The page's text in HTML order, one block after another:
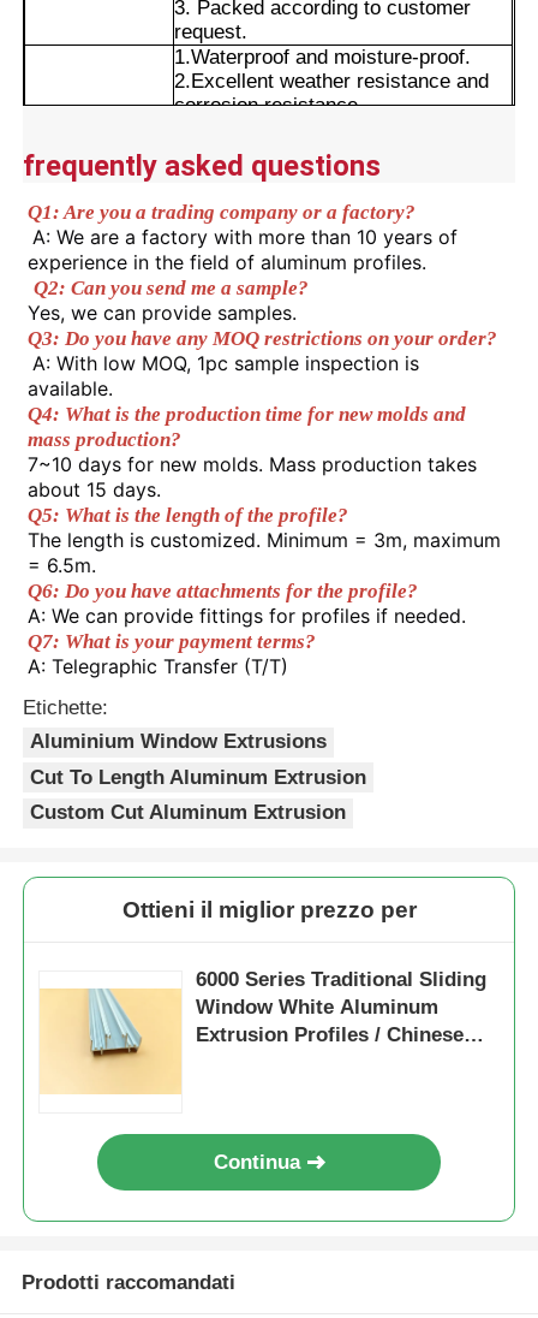
Visita alla fabbrica
Contattaci
Notizie
Richiedi un preventivo
Profili di alluminio di estrusione
Profili da cucina in alluminio
Profili della finestra di alluminio
Profili per porte in alluminio
Estrussione industriale dell'alluminio
Profili per finestre a battente
Profili per facciate continue
Profilo in alluminio lucido
profili di alluminio di rivestimento del legno
Profili di estrussione per dissipatori di calore in
3. Packed according to customer
request.
1.Waterproof and moisture-proof.
2.Excellent weather resistance and
corrosion resistance.
color retention.
4.Precise cut leveling and careful
corner detail treatment.
frequently asked questions
Q1: Are you a trading company or a factory?
A: We are a factory with more than 10 years of
experience in the field of aluminum profiles.
Q2: Can you send me a sample?
Yes, we can provide samples.
Q3: Do you have any MOQ restrictions on your order?
A: With low MOQ, 1pc sample inspection is
available.
Q4: What is the production time for new molds and
mass production?
7~10 days for new molds. Mass production takes
about 15 days.
Q5: What is the length of the profile?
The length is customized. Minimum = 3m, maximum
= 6.5m.
Q6: Do you have attachments for the profile?
A: We can provide fittings for profiles if needed.
Q7: What is your payment terms?
A: Telegraphic Transfer (T/T)
Etichette:
Aluminium Window Extrusions
Cut To Length Aluminum Extrusion
Custom Cut Aluminum Extrusion
Ottieni il miglior prezzo per
6000 Series Traditional Sliding
Window White Aluminum
Extrusion Profiles / Chinese
Continua
Prodotti raccomandati